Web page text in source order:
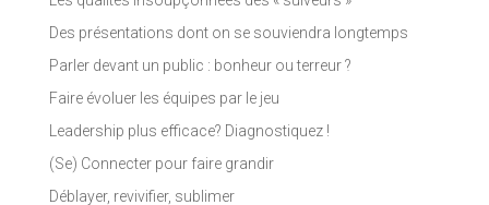
Des présentations dont on se souviendra longtemps
Parler devant un public : bonheur ou terreur ?
Faire évoluer les équipes par le jeu
Leadership plus efficace? Diagnostiquez !
(Se) Connecter pour faire grandir
Déblayer, revivifier, sublimer